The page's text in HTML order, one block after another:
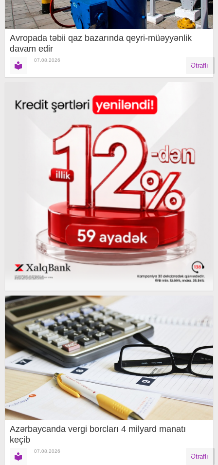
Avropada təbii qaz bazarında qeyri-müəyyənlik
davam edir
07.08.2026
Ətraflı
Azərbaycanda vergi borcları 4 milyard manatı
keçib
07.08.2026
Ətraflı